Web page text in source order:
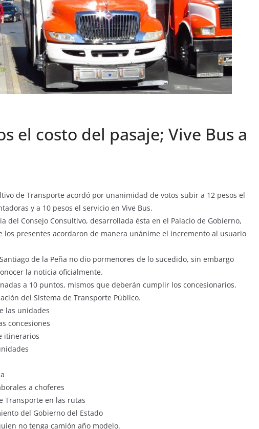
el costo del pasaje; Vive Bus a
de Transporte acordó por unanimidad de votos subir a 12 pesos el
y a 10 pesos el servicio en Vive Bus.
del Consejo Consultivo, desarrollada ésta en el Palacio de Gobierno,
los presentes acordaron de manera unánime el incremento al usuario
de la Peña no dio pormenores de lo sucedido, sin embargo
la noticia oficialmente.
a 10 puntos, mismos que deberán cumplir los concesionarios.
del Sistema de Transporte Público.
las unidades
concesiones
itinerarios
a choferes
Transporte en las rutas
del Gobierno del Estado
no tenga camión año modelo.